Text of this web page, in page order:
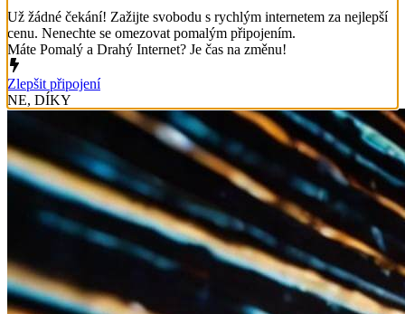
Už žádné čekání! Zažijte svobodu s rychlým internetem za nejlepší
cenu. Nenechte se omezovat pomalým připojením.
Máte Pomalý a Drahý Internet? Je čas na změnu!
Zlepšit připojení
NE, DÍKY